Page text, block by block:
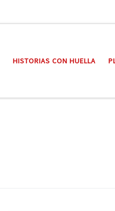
HISTORIAS CON HUELLA